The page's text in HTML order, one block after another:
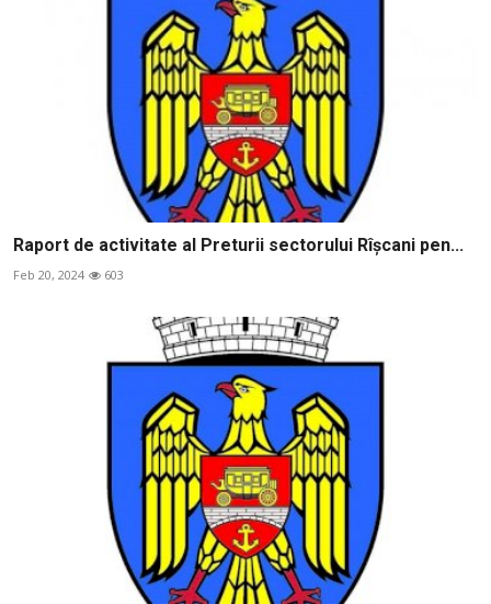
Raport de activitate al Preturii sectorului Rîșcani pen...
Feb 20, 2024 603